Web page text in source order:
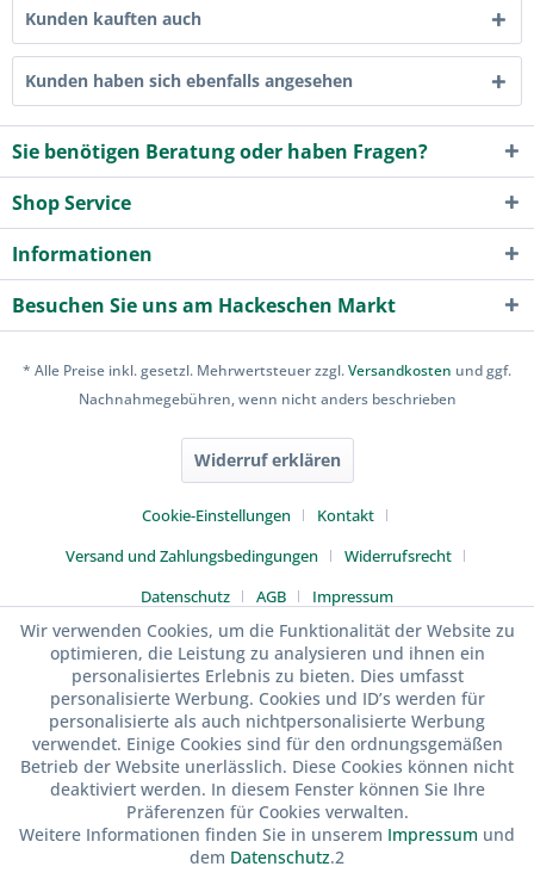
Kunden kauften auch
Kunden haben sich ebenfalls angesehen
Sie benötigen Beratung oder haben Fragen?
Shop Service
Informationen
Besuchen Sie uns am Hackeschen Markt
* Alle Preise inkl. gesetzl. Mehrwertsteuer zzgl.Versandkosten und ggf.
Nachnahmegebühren, wenn nicht anders beschrieben
Widerruf erklären
Cookie-Einstellungen
Kontakt
Versand und Zahlungsbedingungen
Widerrufsrecht
Datenschutz
AGB Impressum
Wir verwenden Cookies, um die Funktionalität der Website zu
optimieren, die Leistung zu analysieren und ihnen ein
personalisiertes Erlebnis zu bieten. Dies umfasst
personalisierte Werbung. Cookies und ID’s werden für
personalisierte als auch nichtpersonalisierte Werbung
verwendet. Einige Cookies sind für den ordnungsgemäßen
Betrieb der Website unerlässlich. Diese Cookies können nicht
deaktiviert werden. In diesem Fenster können Sie Ihre
Präferenzen für Cookies verwalten.
Weitere Informationen finden Sie in unserem Impressum und
dem Datenschutz.2